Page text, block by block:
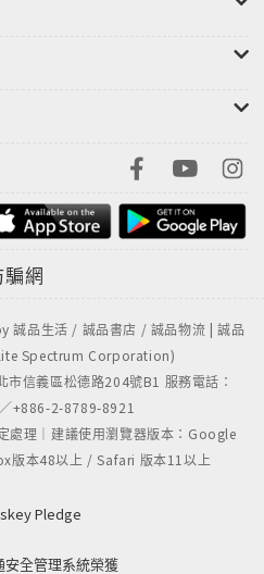
網
誠品生活 / 誠品書店 / 誠品物流 | 誠品
Spectrum Corporation)
信義區松德路204號B1 服務電話：
+886-2-8789-8921
處理｜建議使用瀏覽器版本：Google
版本48以上 / Safari 版本11以上
Pledge
安全管理系統榮獲